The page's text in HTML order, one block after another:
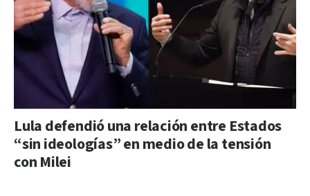
Lula defendió una relación entre Estados
“sin ideologías” en medio de la tensión
con Milei